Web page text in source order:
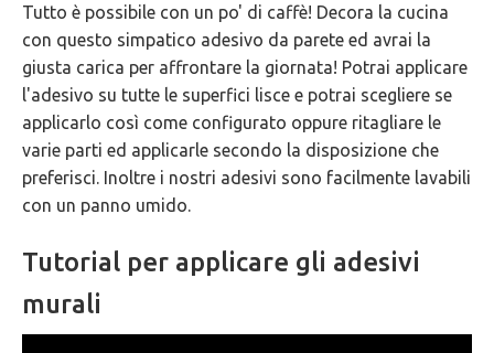
GARANZIE
Tutto è possibile con un po' di caffè! Decora la cucina
con questo simpatico adesivo da parete ed avrai la
giusta carica per affrontare la giornata! Potrai applicare
l'adesivo su tutte le superfici lisce e potrai scegliere se
applicarlo così come configurato oppure ritagliare le
varie parti ed applicarle secondo la disposizione che
preferisci. Inoltre i nostri adesivi sono facilmente lavabili
con un panno umido.
Tutorial per applicare gli adesivi
murali